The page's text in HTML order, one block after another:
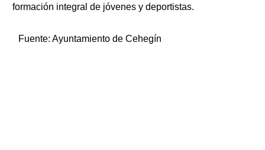
formación integral de jóvenes y deportistas.
Fuente: Ayuntamiento de Cehegín